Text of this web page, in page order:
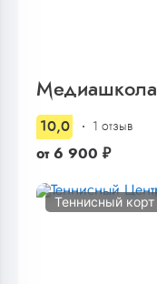
Медиашкола
10,0 1 отзыв
от 6 900 ₽
Теннисный корт